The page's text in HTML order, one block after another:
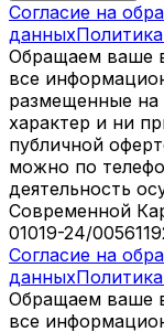
Согласие на
данных
Обращаем ваше
все
размещенные
характер и ни
публичной
можно по
деятельность
Современной
01019-24/
Согласие на
данных
Обращаем ваше
все